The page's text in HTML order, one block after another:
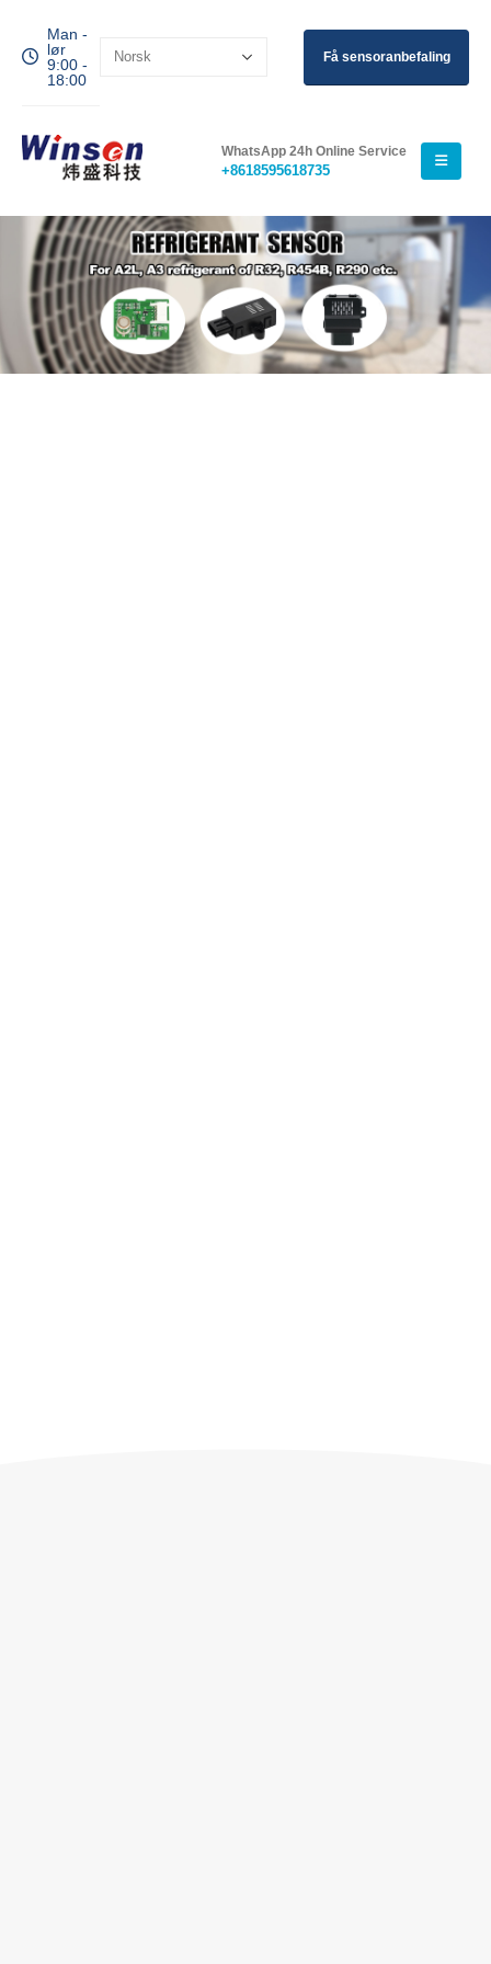
Man -
lør
9:00 -
18:00
Få sensoranbefaling
WhatsApp 24h Online Service
+8618595618735